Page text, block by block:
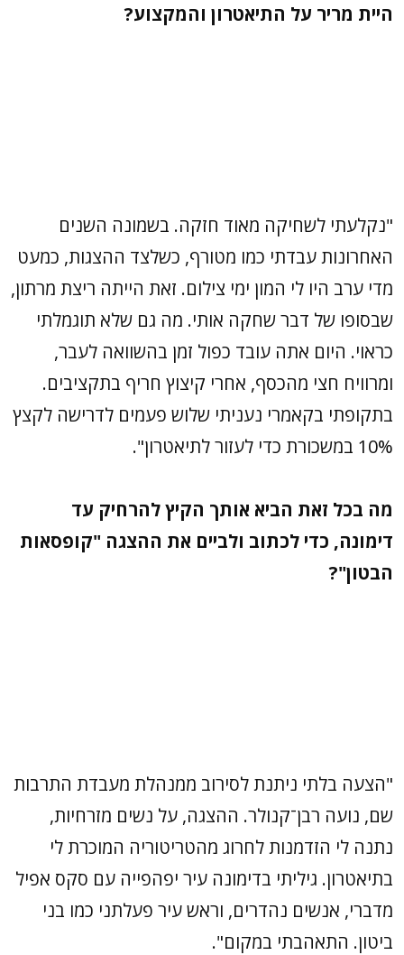
היית מריר על התיאטרון והמקצוע?
"נקלעתי לשחיקה מאוד חזקה. בשמונה השנים
האחרונות עבדתי כמו מטורף, כשלצד ההצגות, כמעט
מדי ערב היו לי המון ימי צילום. זאת הייתה ריצת מרתון,
שבסופו של דבר שחקה אותי. מה גם שלא תוגמלתי
כראוי. היום אתה עובד כפול זמן בהשוואה לעבר,
ומרוויח חצי מהכסף, אחרי קיצוץ חריף בתקציבים.
בתקופתי בקאמרי נעניתי שלוש פעמים לדרישה לקצץ
10% במשכורת כדי לעזור לתיאטרון".
מה בכל זאת הביא אותך הקיץ להרחיק עד
דימונה, כדי לכתוב ולביים את ההצגה "קופסאות
הבטון"?
"הצעה בלתי ניתנת לסירוב ממנהלת מעבדת התרבות
שם, נועה רבן־קנולר. ההצגה, על נשים מזרחיות,
נתנה לי הזדמנות לחרוג מהטריטוריה המוכרת לי
בתיאטרון. גיליתי בדימונה עיר יפהפייה עם סקס אפיל
מדברי, אנשים נהדרים, וראש עיר פעלתני כמו בני
ביטון. התאהבתי במקום".